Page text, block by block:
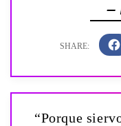
—
“Porque